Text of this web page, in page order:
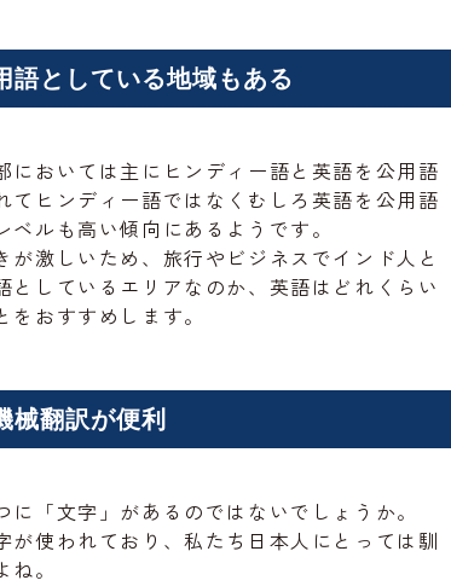
語としている地域もある
おいては主にヒンディー語と英語を公用語
てヒンディー語ではなくむしろ英語を公用語
ルも高い傾向にあるようです。
激しいため、旅行やビジネスでインド人と
しているエリアなのか、英語はどれくらい
おすすめします。
械翻訳が便利
「文字」があるのではないでしょうか。
が使われており、私たち日本人にとっては馴
。